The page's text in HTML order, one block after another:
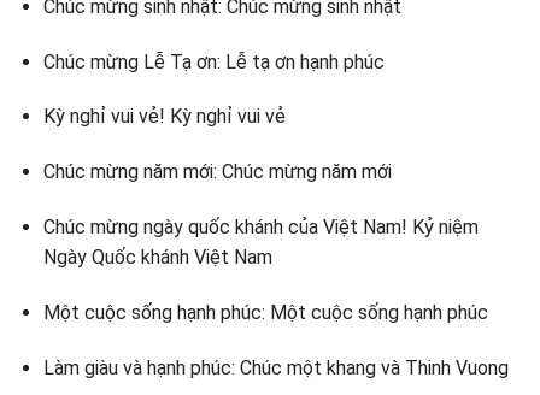
Chúc mừng sinh nhật: Chúc mừng sinh nhật
Chúc mừng Lễ Tạ ơn: Lễ tạ ơn hạnh phúc
Kỳ nghỉ vui vẻ! Kỳ nghỉ vui vẻ
Chúc mừng năm mới: Chúc mừng năm mới
Chúc mừng ngày quốc khánh của Việt Nam! Kỷ niệm
Ngày Quốc khánh Việt Nam
Một cuộc sống hạnh phúc: Một cuộc sống hạnh phúc
Làm giàu và hạnh phúc: Chúc một khang và Thinh Vuong